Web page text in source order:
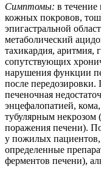
Симптомы: в
кожных покровов,
эпигастральной
метаболический
тахикардия, аритмия,
сопутствующих
нарушения функции
после
печеночная
энцефалопатией,
тубулярным некрозом
поражения печени).
у пожилых
определенные
ферментов печени),